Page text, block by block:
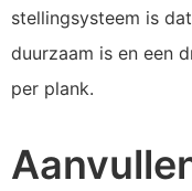
stellingsysteem is
duurzaam is en een
per plank.